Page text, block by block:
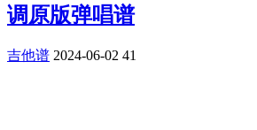
调原版弹唱谱
吉他谱 2024-06-02 41